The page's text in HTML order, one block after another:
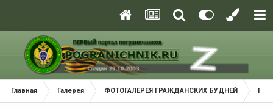
Главная Галерея ФОТОГАЛЕРЕЯ ГРАЖДАНСКИХ БУДНЕЙ